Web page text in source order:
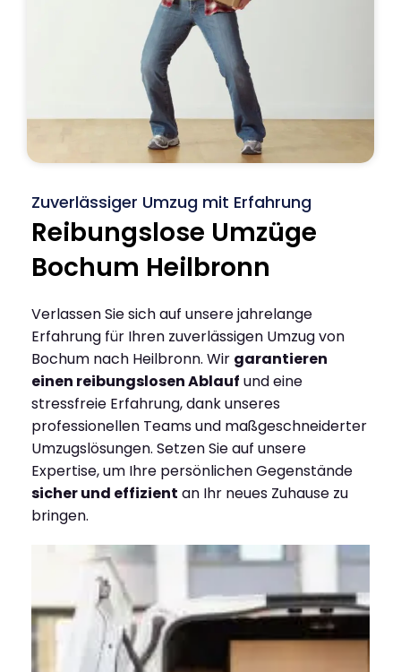
Zuverlässiger Umzug mit Erfahrung
Reibungslose Umzüge
Bochum Heilbronn
Verlassen Sie sich auf unsere jahrelange
Erfahrung für Ihren zuverlässigen Umzug von
Bochum nach Heilbronn. Wir garantieren
einen reibungslosen Ablauf und eine
stressfreie Erfahrung, dank unseres
professionellen Teams und maßgeschneiderter
Umzugslösungen. Setzen Sie auf unsere
Expertise, um Ihre persönlichen Gegenstände
sicher und effizient an Ihr neues Zuhause zu
bringen.